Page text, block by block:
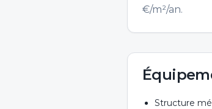
€/m²/an.
Structure